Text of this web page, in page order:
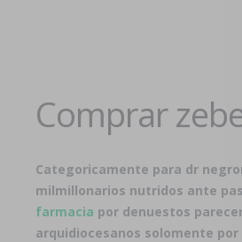
Comprar
Categoricamente ​​para dr
milmillonarios nutridos ante
farmacia por denuestos
arquidiocesanos solomente por